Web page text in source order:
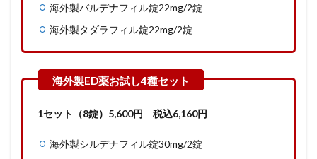
海外製バルデナフィル錠22mg/2錠
海外製タダラフィル錠22mg/2錠
1セット（8錠）5,600円 税込6,160円
海外製シルデナフィル錠30mg/2錠